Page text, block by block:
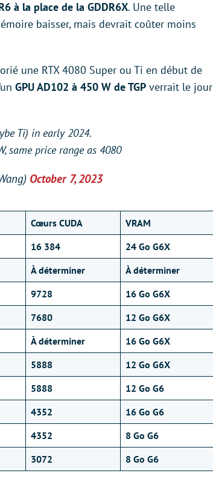
à la place de la GDDR6X. Une telle
baisser, mais devrait coûter moins
une RTX 4080 Super ou Ti en début de
GPU AD102 à 450 W de TGP verrait le jour
Ti) in early 2024.
same price range as 4080
October 7, 2023
Cœurs CUDA
VRAM
16 384
24 Go G6X
À déterminer
À déterminer
9728
16 Go G6X
7680
12 Go G6X
À déterminer
16 Go G6X
5888
12 Go G6X
5888
12 Go G6
4352
16 Go G6
4352
8 Go G6
3072 8 Go G6